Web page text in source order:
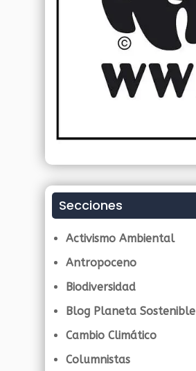
Secciones
Activismo Ambiental
Antropoceno
Biodiversidad
Blog Planeta Sostenible
Cambio Climático
Columnistas